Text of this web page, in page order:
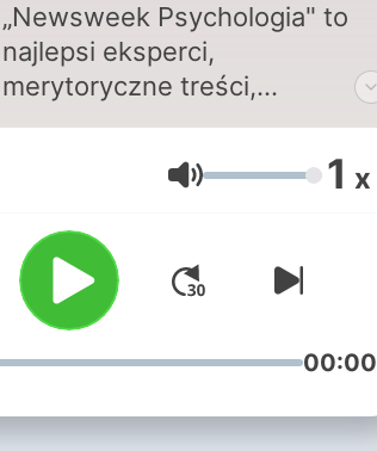
„Newsweek Psychologia" to
najlepsi eksperci,
merytoryczne treści,
doświadczenie. Jest blisko
Twoich spraw, inspiruje do
zajmowania się sobą, daje
wytchnienie i zrozumienie,
skłania do autorefleksji,
zaprasza do odkrywania
siebie. Słuchaj najważniejszych
artykułów wybranych przez
„Newsweek Psychologia" i
Głośność 1 x
00:00